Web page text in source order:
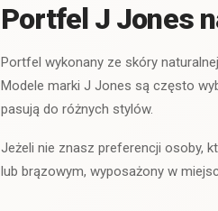
Portfel J Jones
Portfel wykonany ze skóry
Modele marki J Jones są często
pasują do różnych stylów.
Jeżeli nie znasz preferencji osoby,
lub brązowym, wyposażony w